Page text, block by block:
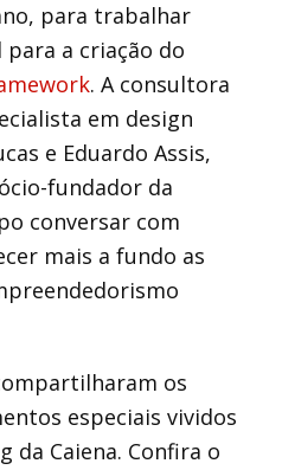
para trabalhar
a criação do
. A consultora
em design
e Eduardo Assis,
fundador da
conversar com
mais a fundo as
os
especiais vividos
da Caiena. Confira o